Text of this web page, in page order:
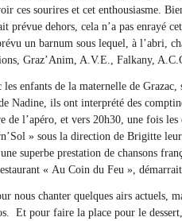
ces sourires et cet enthousiasme.
prévue dehors, cela n’a pas enrayé
un barnum sous lequel, à l’abri,
Graz’Anim, A.V.E., Falkany,
enfants de la maternelle de Grazac,
Nadine, ils ont interprété des
de l’apéro, et vers 20h30, une fois
» sous la direction de Brigitte
superbe prestation de chansons
« Au Coin du Feu »,
nous chanter quelques airs actuels,
Et pour faire la place pour le